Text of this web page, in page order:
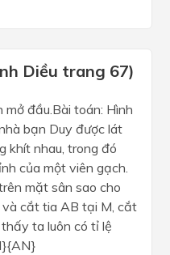
Diều trang 67)
đầu.Bài toán: Hình
bạn Duy được lát
khít nhau, trong đó
của một viên gạch.
mặt sân sao cho
và cắt tia AB tại M, cắt
ta luôn có tỉ lệ